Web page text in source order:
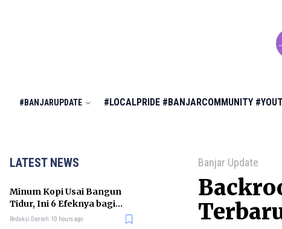
#BANJARUPDATE #LOCALPRIDE #BANJARCOMMUNITY
LATEST NEWS
Minum Kopi Usai Bangun
Tidur, Ini 6 Efeknya bagi
Kesehatan Tubuh
Redaksi Daerah 10 hours ago
Banjar Update